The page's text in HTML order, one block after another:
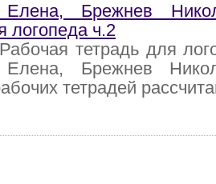
Елена, Брежнев
логопеда ч.2
тетрадь для
Брежнев
тетрадей